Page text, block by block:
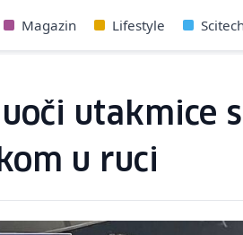
Magazin Lifestyle
utakmice
u ruci